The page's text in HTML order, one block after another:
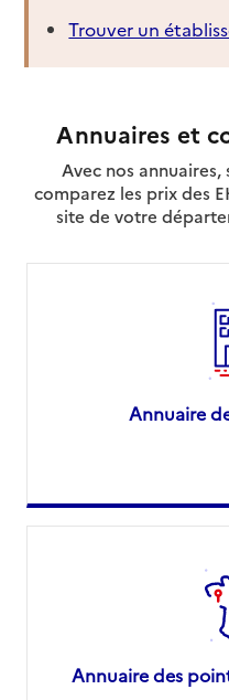
Trouver un
Annuaires et
Avec nos
comparez les prix des
site de votre
Annuaire
Annuaire des